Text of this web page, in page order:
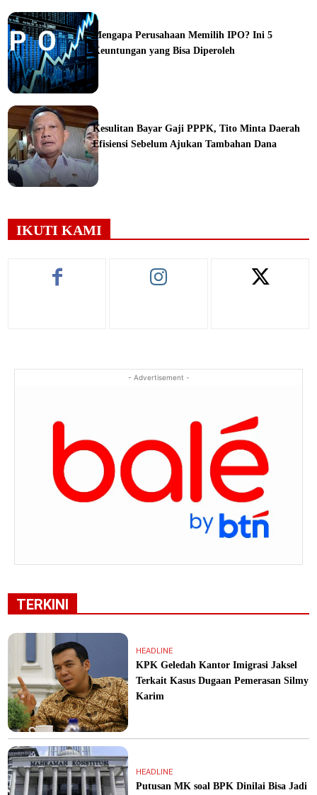
Mengapa Perusahaan Memilih IPO? Ini 5
Keuntungan yang Bisa Diperoleh
Kesulitan Bayar Gaji PPPK, Tito Minta Daerah
Efisiensi Sebelum Ajukan Tambahan Dana
IKUTI KAMI
- Advertisement -
TERKINI
HEADLINE
KPK Geledah Kantor Imigrasi Jaksel
Terkait Kasus Dugaan Pemerasan Silmy
Karim
HEADLINE
Putusan MK soal BPK Dinilai Bisa Jadi